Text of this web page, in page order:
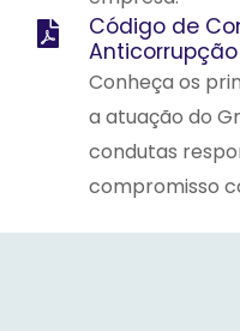
Código de
Anticorrupção
Conheça os
a atuação do
condutas
compromisso